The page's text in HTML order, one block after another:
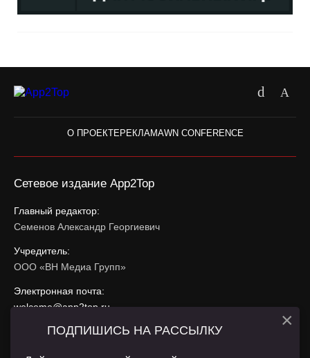
О ПРОЕКТЕРЕКЛАМАWN CONFERENCE
Сетевое издание App2Top
Главный редактор:
Семенов Александр Георгиевич
Учредитель:
ООО «ВН Медиа Групп»
Электронная почта:
welcome@app2top.ru
При использовании материалов активная ссылка на
ПОДПИШИСЬ НА РАССЫЛКУ ×